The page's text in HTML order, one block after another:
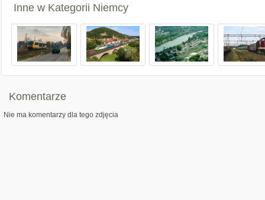
Inne w Kategorii Niemcy
Komentarze
Nie ma komentarzy dla tego zdjęcia